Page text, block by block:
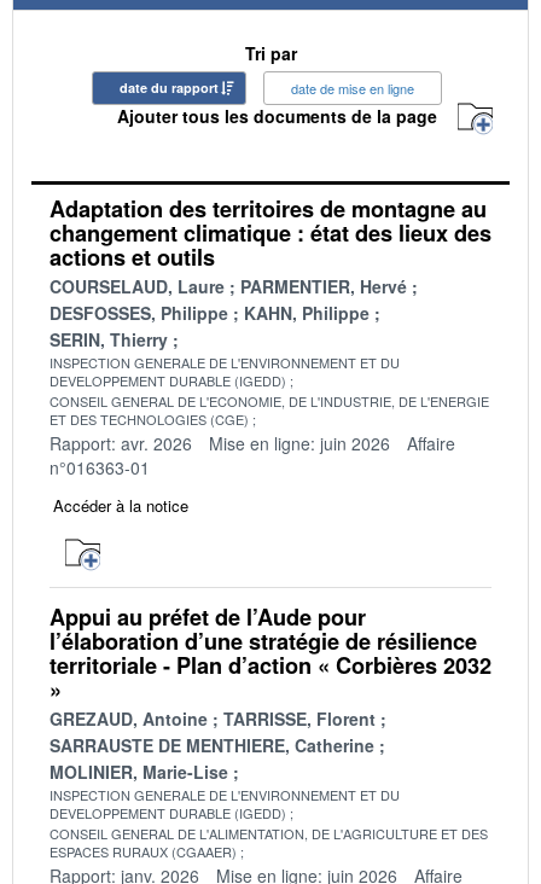
Tri par
date du rapport date de mise en ligne
Ajouter tous les documents de la page
Adaptation des territoires de montagne au
changement climatique : état des lieux des
actions et outils
COURSELAUD, Laure
PARMENTIER, Hervé
DESFOSSES, Philippe
KAHN, Philippe
SERIN, Thierry
INSPECTION GENERALE DE L'ENVIRONNEMENT ET DU
DEVELOPPEMENT DURABLE (IGEDD)
CONSEIL GENERAL DE L'ECONOMIE, DE L'INDUSTRIE, DE L'ENERGIE
ET DES TECHNOLOGIES (CGE)
Rapport: avr. 2026 Mise en ligne: juin 2026
Affaire
n°016363-01
Accéder à la notice
Appui au préfet de l’Aude pour
l’élaboration d’une stratégie de résilience
territoriale - Plan d’action « Corbières 2032
»
GREZAUD, Antoine
TARRISSE, Florent
SARRAUSTE DE MENTHIERE, Catherine
MOLINIER, Marie-Lise
INSPECTION GENERALE DE L'ENVIRONNEMENT ET DU
DEVELOPPEMENT DURABLE (IGEDD)
CONSEIL GENERAL DE L'ALIMENTATION, DE L'AGRICULTURE ET DES
ESPACES RURAUX (CGAAER)
Rapport: janv. 2026 Mise en ligne: juin 2026
Affaire